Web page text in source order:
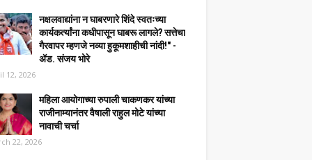
नक्षलवाद्यांना न घाबरणारे शिंदे स्वतःच्या
कार्यकर्त्यांना कधीपासून घाबरू लागले? सत्तेचा
गैरवापर म्हणजे नव्या हुकूमशाहीची नांदी!" -
ॲड. संजय भोरे
12, 2026
महिला आयोगाच्या रुपाली चाकणकर यांच्या
राजीनाम्यानंतर वैषाली राहुल मोटे यांच्या
नावाची चर्चा
22, 2026